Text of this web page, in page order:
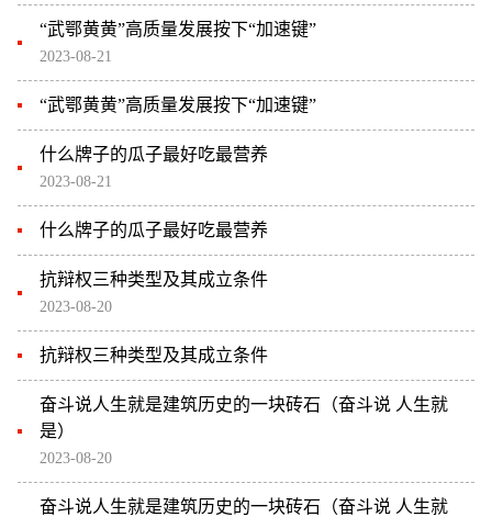
“武鄂黄黄”高质量发展按下“加速键”
2023-08-21
“武鄂黄黄”高质量发展按下“加速键”
什么牌子的瓜子最好吃最营养
2023-08-21
什么牌子的瓜子最好吃最营养
抗辩权三种类型及其成立条件
2023-08-20
抗辩权三种类型及其成立条件
奋斗说人生就是建筑历史的一块砖石（奋斗说 人生就
是）
2023-08-20
奋斗说人生就是建筑历史的一块砖石（奋斗说 人生就